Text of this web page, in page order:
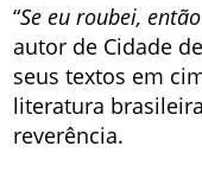
“Se eu roubei,
autor de Cidade
seus textos em
literatura
reverência.